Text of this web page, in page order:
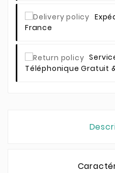
France
Téléphonique Gratuit